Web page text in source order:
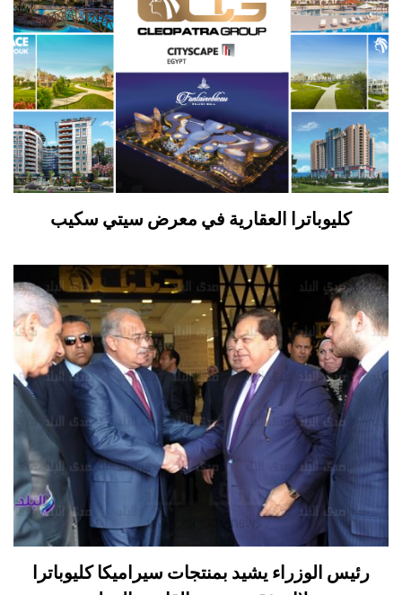
كليوباترا العقارية في معرض سيتي سكيب
رئيس الوزراء يشيد بمنتجات سيراميكا كليوباترا